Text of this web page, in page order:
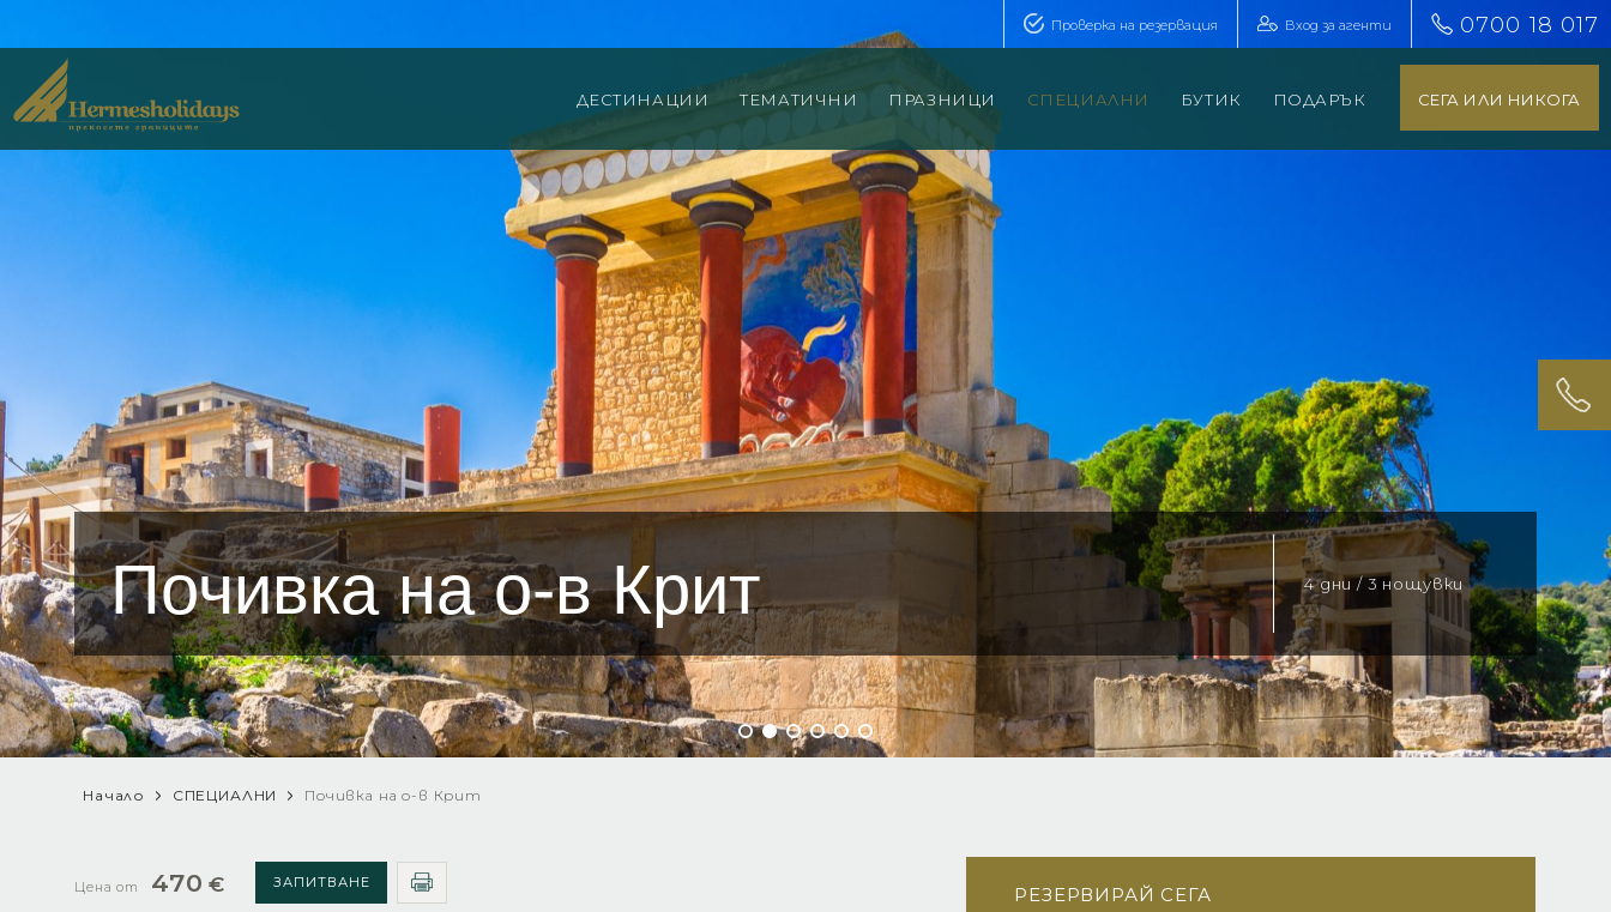
0700 18 017
Вход за агенти
Проверка на резервация
СЕГА ИЛИ НИКОГА
ДЕСТИНАЦИИ ТЕМАТИЧНИ ПРАЗНИЦИ СПЕЦИАЛНИ БУТИК ПОДАРЪК
Почивка на о-в Крит 4 дни / 3 нощувки
Начало СПЕЦИАЛНИ Почивка на о-в Крит
Цена от 470 € ЗАПИТВАНЕ
РЕЗЕРВИРАЙ СЕГА